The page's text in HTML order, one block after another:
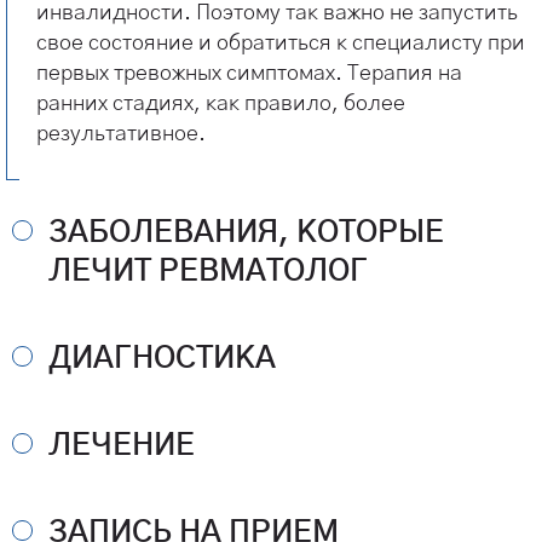
инвалидности. Поэтому так важно не запустить
свое состояние и обратиться к специалисту при
первых тревожных симптомах. Терапия на
ранних стадиях, как правило, более
результативное.
ЗАБОЛЕВАНИЯ, КОТОРЫЕ
ЛЕЧИТ РЕВМАТОЛОГ
терапевт, хирург, гематолог или другой врач
узкого профиля, после чего пациент
системная красная волчанка;
ДИАГНОСТИКА
определяет, что пациента беспокоит, отягощена
кожных покровов и пальпацию, которая
ЛЕЧЕНИЕ
метод лечения для большинства недугов. Врач
ЗАПИСЬ НА ПРИЕМ